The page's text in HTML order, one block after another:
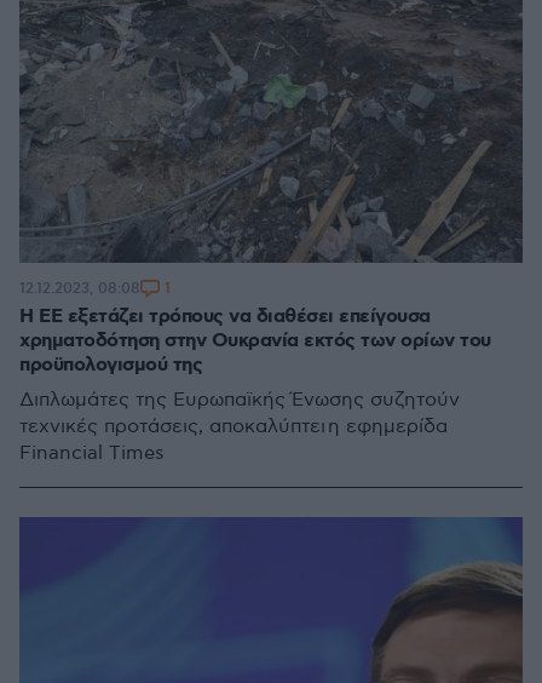
Η ΕΕ εξετάζει τρόπους να διαθέσει επείγουσα
χρηματοδότηση στην Ουκρανία εκτός των ορίων του
προϋπολογισμού της
Διπλωμάτες της Ευρωπαϊκής Ένωσης συζητούν
τεχνικές προτάσεις, αποκαλύπτει η εφημερίδα
Financial Times
12.12.2023, 08:08 1